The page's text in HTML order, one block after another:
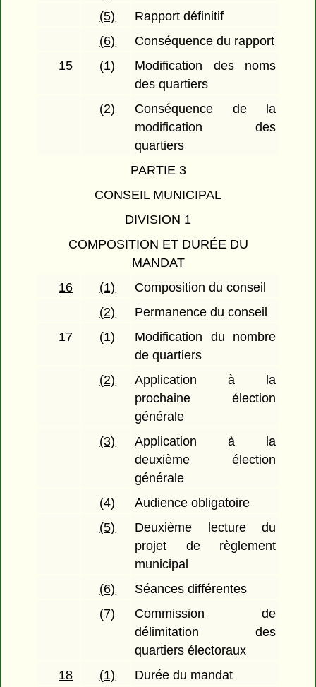
(5)
Rapport définitif
(6)
Conséquence du rapport
15
(1)
Modification des noms
des quartiers
(2)
Conséquence de la
modification des
quartiers
PARTIE 3
CONSEIL MUNICIPAL
DIVISION 1
COMPOSITION ET DURÉE DU
MANDAT
16
(1)
Composition du conseil
(2)
Permanence du conseil
17
(1)
Modification du nombre
de quartiers
(2)
Application à la
prochaine élection
générale
(3)
Application à la
deuxième élection
générale
(4)
Audience obligatoire
(5)
Deuxième lecture du
projet de règlement
municipal
(6)
Séances différentes
(7)
Commission de
délimitation des
quartiers électoraux
18
(1)
Durée du mandat